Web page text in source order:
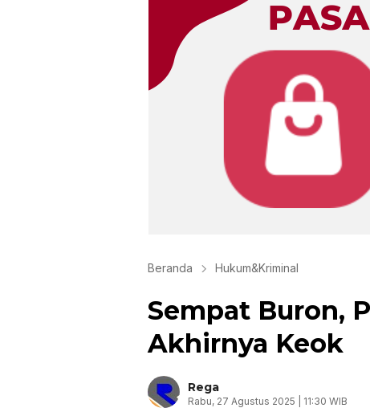
Beranda Hukum&Kriminal
Sempat Buron,
Akhirnya Keok
Rega
Rabu, 27 Agustus 2025 | 11:30 WIB